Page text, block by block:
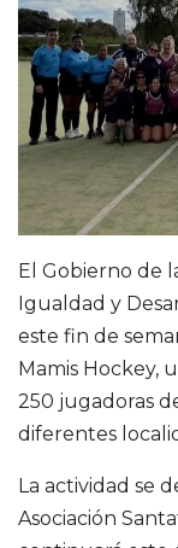
El Gobierno de
Igualdad y
este fin de
Mamis Hockey,
250 jugadoras
diferentes
La actividad se
Asociación